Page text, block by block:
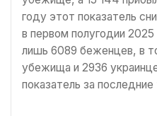
году этот показатель
в первом полугодии
лишь 6089 беженцев, в
убежища и 2936
показатель за последние